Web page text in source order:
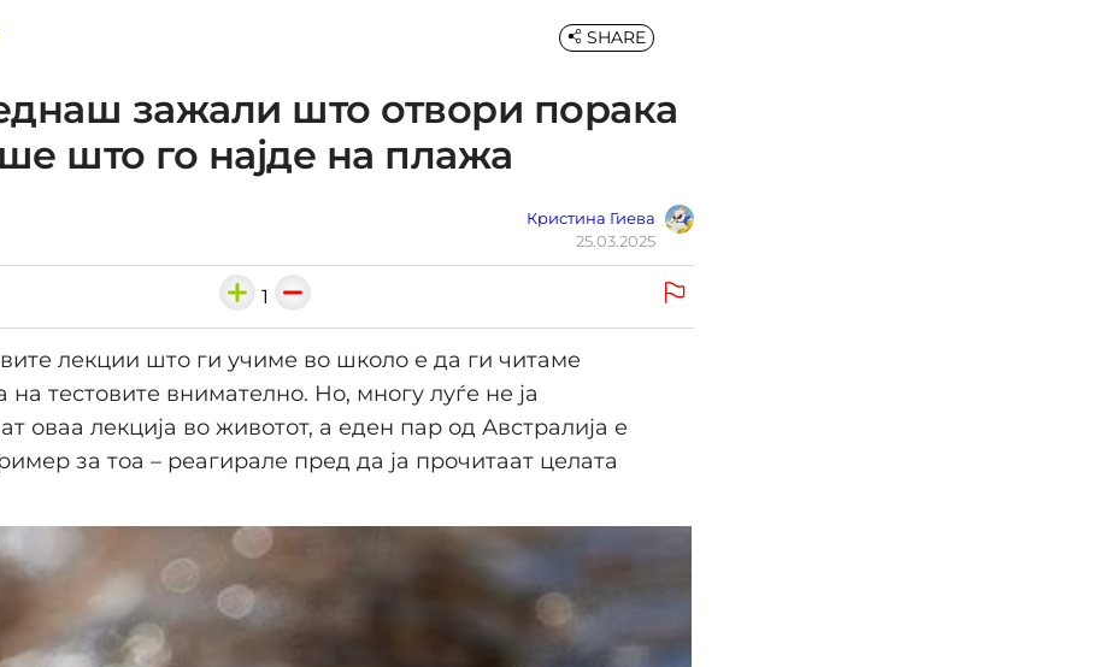
зажали што отвори порака
што го најде на плажа
Кристина Гиева
25.03.2025
SHARE
1
лекции што ги учиме во школо е да ги читаме
тестовите внимателно. Но, многу луѓе не ја
оваа лекција во животот, а еден пар од Австралија е
за тоа – реагирале пред да ја прочитаат целата